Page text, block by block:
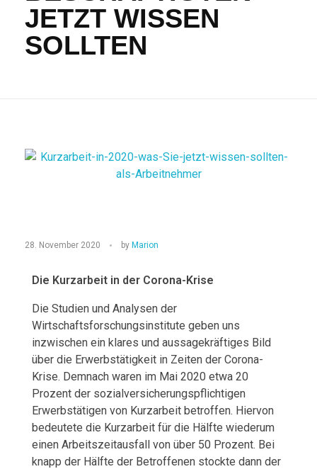
JETZT WISSEN
SOLLTEN
K
Z
A
R
B
E
28. November 2020 by Marion
Die Kurzarbeit in der Corona-Krise
Die Studien und Analysen der
Wirtschaftsforschungsinstitute geben uns
inzwischen ein klares und aussagekräftiges Bild
über die Erwerbstätigkeit in Zeiten der Corona-
Krise. Demnach waren im Mai 2020 etwa 20
Prozent der sozialversicherungspflichtigen
Erwerbstätigen von Kurzarbeit betroffen. Hiervon
bedeutete die Kurzarbeit für die Hälfte wiederum
einen Arbeitszeitausfall von über 50 Prozent. Bei
knapp der Hälfte der Betroffenen stockte dann der